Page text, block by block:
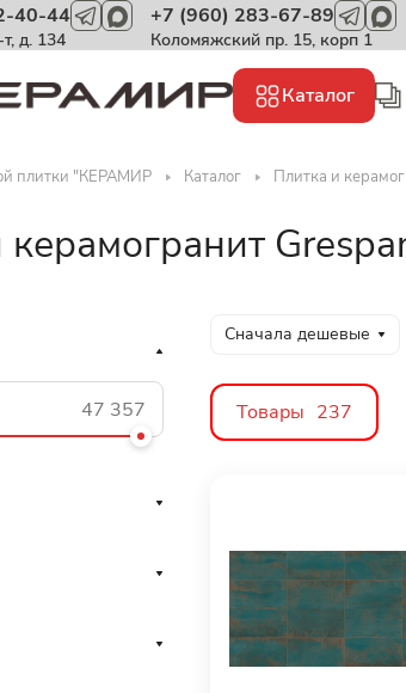
40-44
д. 134
+7 (960) 283-67-89
Коломяжский пр. 15, корп 1
Каталог
плитки "КЕРАМИР Каталог Плитка и
Сначала дешевые
Товары 237